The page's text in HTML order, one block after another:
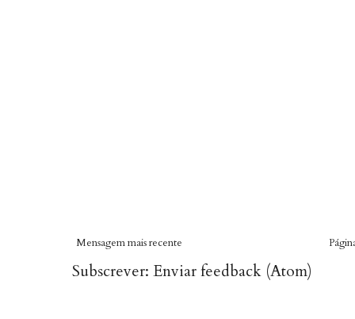
Mensagem mais recente
Subscrever: Enviar feedback (Atom)